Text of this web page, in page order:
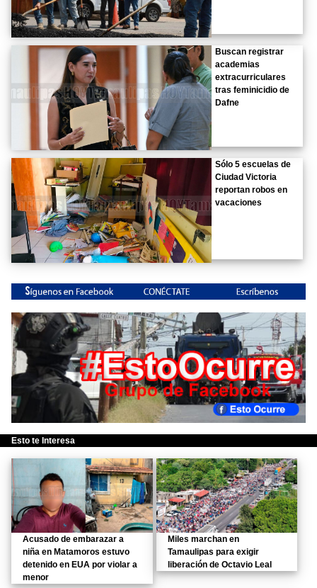
Buscan registrar
academias
extracurriculares
tras feminicidio de
Dafne
Sólo 5 escuelas de
Ciudad Victoria
reportan robos en
vacaciones
Esto te Interesa
Acusado de embarazar a
niña en Matamoros estuvo
detenido en EUA por violar a
menor
Miles marchan en
Tamaulipas para exigir
liberación de Octavio Leal